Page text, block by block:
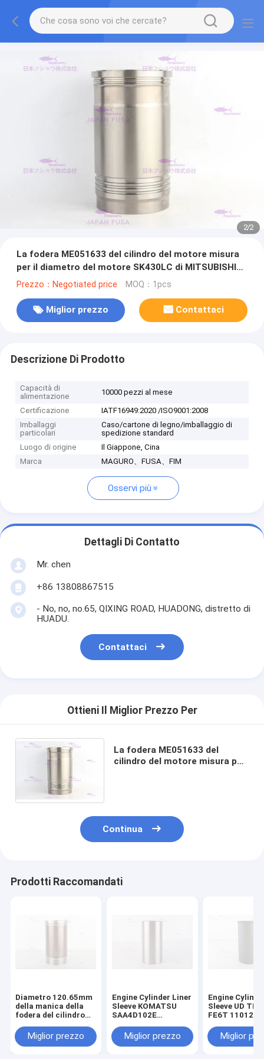
2/2
La fodera ME051633 del cilindro del motore misura
per il diametro del motore SK430LC di MITSUBISHI
130 millimetri
Prezzo：Negotiated price MOQ：1pcs
Miglior prezzo Contattaci
Descrizione Di Prodotto
Capacità di
alimentazione
10000 pezzi al mese
Certificazione
IATF16949:2020 /ISO9001:2008
Imballaggi
particolari
Caso/cartone di legno/imballaggio di
spedizione standard
Luogo di origine
Il Giappone, Cina
Marca
MAGURO、FUSA、FIM
Osservi più
Dettagli Di Contatto
Mr. chen
+86 13808867515
- No, no, no.65, QIXING ROAD, HUADONG, distretto di
HUADU.
Contattaci
Ottieni Il Miglior Prezzo Per
La fodera ME051633 del
cilindro del motore misura per
Continua
Prodotti Raccomandati
Diametro 120.65mm
della manica della
fodera del cilindro
di CATERPILLARR
3306
Miglior prezzo
Engine Cylinder Liner
Sleeve KOMATSU
SAA4D102E
29-2110 DIA 102 mm
Miglior prezzo
Engine
Sleeve UD
FE6T 11012-
Miglior